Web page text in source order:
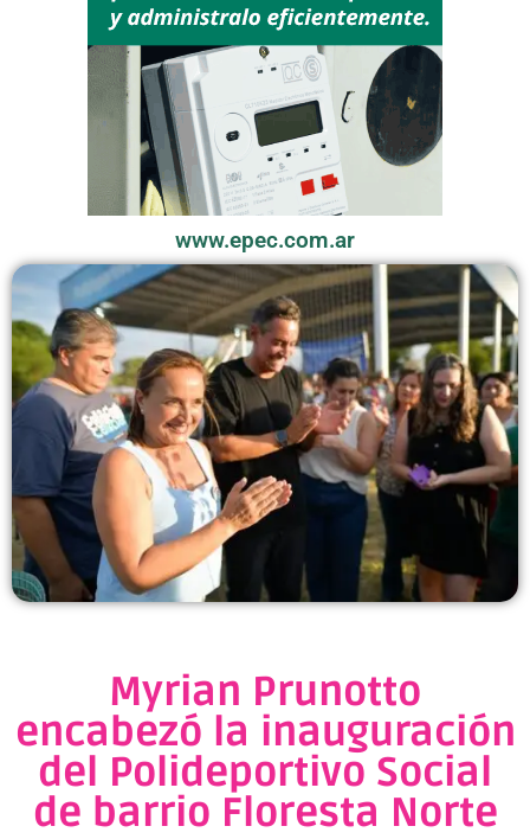
www.epec.com.ar
Myrian Prunotto
encabezó la inauguración
del Polideportivo Social
de barrio Floresta Norte